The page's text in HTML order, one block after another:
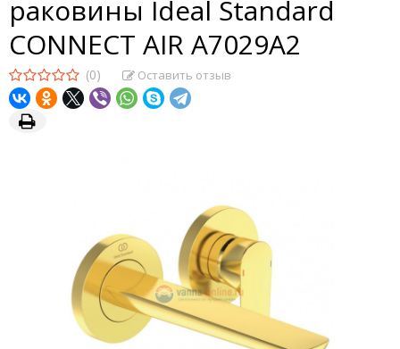
раковины Ideal Standard
CONNECT AIR A7029A2
(0) Оставить отзыв